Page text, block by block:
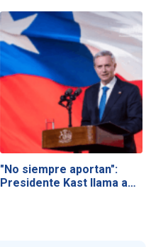
"No siempre aportan":
Presidente Kast llama a…